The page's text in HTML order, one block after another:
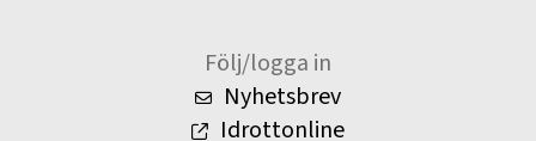
Följ/logga in
Nyhetsbrev
Idrottonline